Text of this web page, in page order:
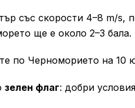
със скорости 4–8 m/s,
ще е около 2–3 бала.
по Черноморието на 10
зелен флаг: добри